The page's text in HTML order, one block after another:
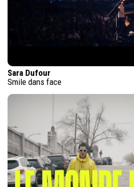
Sara Dufour
Smile dans face